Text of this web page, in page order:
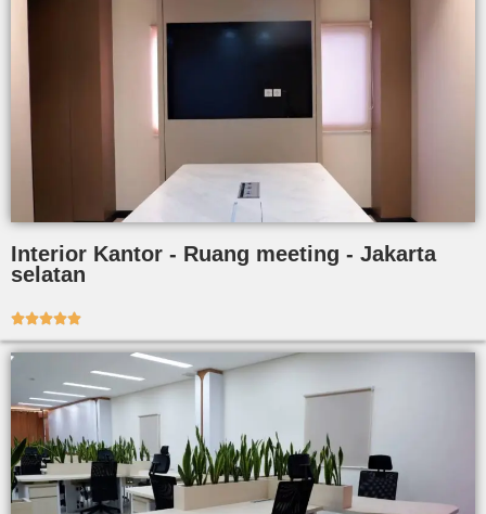
Interior Kantor - Ruang meeting - Jakarta
selatan
